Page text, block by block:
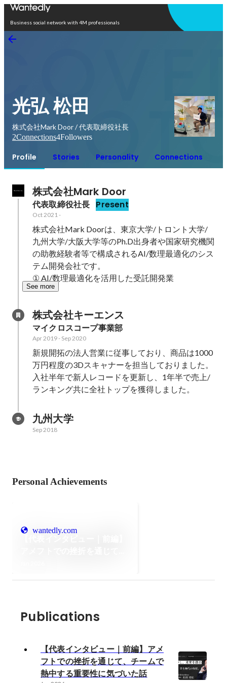
Business social network with 4M professionals
光弘 松田
株式会社Mark Door / 代表取締役社長
2Connections4Followers
Profile Stories Personality Connections
株式会社Mark Door
代表取締役社長 Present
Oct 2021-
株式会社Mark Doorは、東京大学/トロント大学/
九州大学/大阪大学等のPh.D出身者や国家研究機関
の助教経験者等で構成されるAI/数理最適化のシス
テム開発会社です。
① AI/数理最適化を活用した受託開発業
See more
株式会社キーエンス
マイクロスコープ事業部
Apr 2019- Sep 2020
新規開拓の法人営業に従事しており、商品は1000
万円程度の3Dスキャナーを担当しておりました。
入社半年で新人レコードを更新し、1年半で売上/
ランキング共に全社トップを獲得しました。
九州大学
Sep 2018
Personal Achievements
wantedly.com
Publications
【代表インタビュー｜前編】アメ
フトでの挫折を通じて、チームで
熱中する重要性に気づいた話